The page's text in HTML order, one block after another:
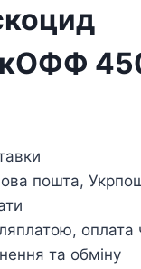
пошта,
оплата
та обміну